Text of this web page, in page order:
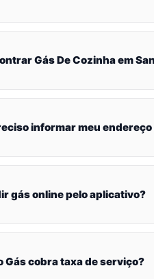
Gás De Cozinha em
informar meu
gás online pelo aplicativo?
Gás cobra taxa de serviço?